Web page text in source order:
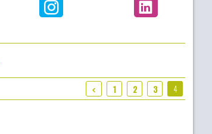
1 2 3 4